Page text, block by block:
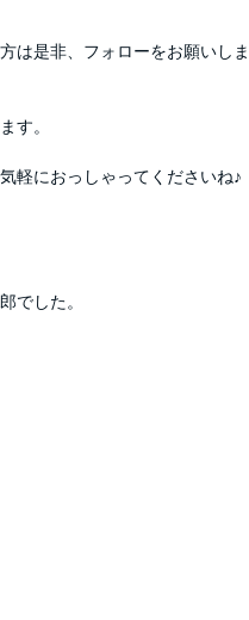
は是非、フォローをお願いし
す。
軽におっしゃってくださいね♪
でした。